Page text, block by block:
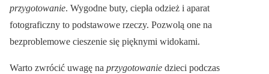
przygotowanie. Wygodne buty, ciepła odzież i aparat
fotograficzny to podstawowe rzeczy. Pozwolą one na
bezproblemowe cieszenie się pięknymi widokami.
Warto zwrócić uwagę na przygotowanie dzieci podczas